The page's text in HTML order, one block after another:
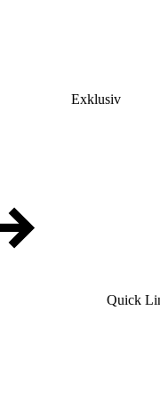
Exklusiv
Quick